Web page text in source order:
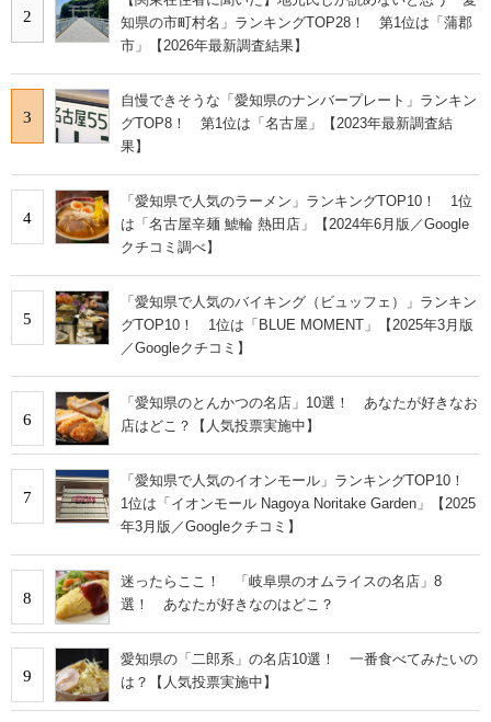
2
知県の市町村名」ランキングTOP28！ 第1位は「蒲郡
市」【2026年最新調査結果】
3
自慢できそうな「愛知県のナンバープレート」ランキン
グTOP8！ 第1位は「名古屋」【2023年最新調査結
果】
4
「愛知県で人気のラーメン」ランキングTOP10！ 1位
は「名古屋辛麺 鯱輪 熱田店」【2024年6月版／Google
クチコミ調べ】
5
「愛知県で人気のバイキング（ビュッフェ）」ランキン
グTOP10！ 1位は「BLUE MOMENT」【2025年3月版
／Googleクチコミ】
6
「愛知県のとんかつの名店」10選！ あなたが好きなお
店はどこ？【人気投票実施中】
7
「愛知県で人気のイオンモール」ランキングTOP10！
1位は「イオンモール Nagoya Noritake Garden」【2025
年3月版／Googleクチコミ】
8
迷ったらここ！ 「岐阜県のオムライスの名店」8
選！ あなたが好きなのはどこ？
9
愛知県の「二郎系」の名店10選！ 一番食べてみたいの
は？【人気投票実施中】